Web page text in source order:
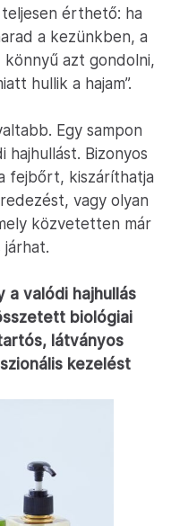
teljesen érthető: ha
a kezünkben, a
azt gondolni,
hullik a hajam”.
Egy sampon
hajhullást. Bizonyos
fejbőrt, kiszáríthatja
vagy olyan
közvetetten már
járhat.
a valódi hajhullás
biológiai
látványos
kezelést